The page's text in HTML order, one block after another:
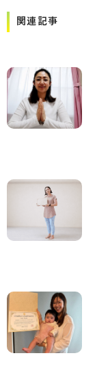
関連記事